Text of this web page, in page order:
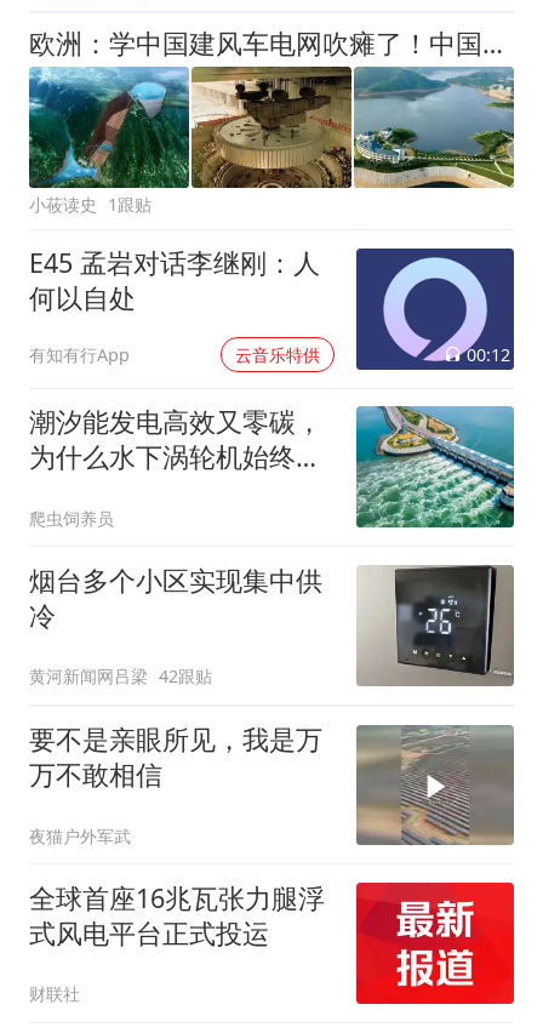
欧洲：学中国建风车电网吹瘫了！中国：忘说了，我在山里放了刹车
小莜读史 1跟贴
E45 孟岩对话李继刚：人
何以自处
有知有行App 云音乐特供 00:12
潮汐能发电高效又零碳，
为什么水下涡轮机始终没
爬虫饲养员
烟台多个小区实现集中供
冷
黄河新闻网吕梁 42跟贴
要不是亲眼所见，我是万
万不敢相信
夜猫户外军武
全球首座16兆瓦张力腿浮
式风电平台正式投运
财联社